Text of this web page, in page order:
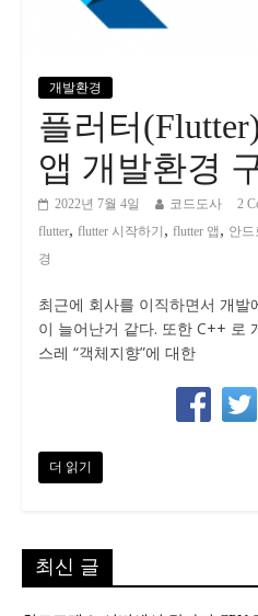
개발환경
플러터
앱 개발환경
2022년 7월 4일 코드도사 2
flutter, flutter 시작하기 , flutter 앱 , 안드
경
최근에 회사를 이직하면서 개
이 늘어난거 같다. 또한 C++ 로
스레 “객체지향”에 대한
더 읽기
최신 글